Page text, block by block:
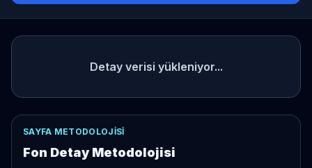
Detay verisi yükleniyor...
SAYFA METODOLOJISI
Fon Detay Metodolojisi